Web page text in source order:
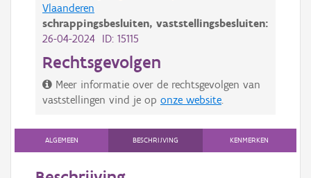
Vlaanderen
schrappingsbesluiten, vaststellingsbesluiten:
26-04-2024 ID: 15115
Rechtsgevolgen
Meer informatie over de rechtsgevolgen van
vaststellingen vind je op onze website
ALGEMEEN BESCHRIJVING KENMERKEN